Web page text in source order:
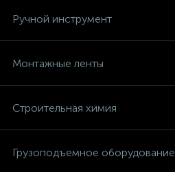
Ручной инструмент
Монтажные ленты
Строительная химия
Грузоподъемное оборудование